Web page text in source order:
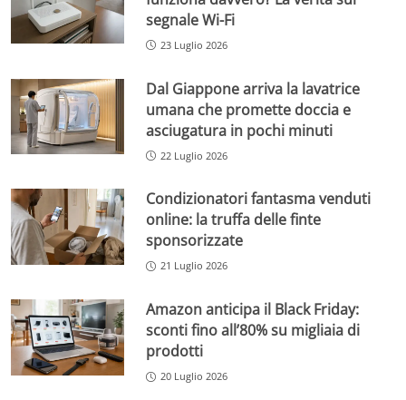
segnale Wi-Fi
23 Luglio 2026
Dal Giappone arriva la lavatrice
umana che promette doccia e
asciugatura in pochi minuti
22 Luglio 2026
Condizionatori fantasma venduti
online: la truffa delle finte
sponsorizzate
21 Luglio 2026
Amazon anticipa il Black Friday:
sconti fino all’80% su migliaia di
prodotti
20 Luglio 2026